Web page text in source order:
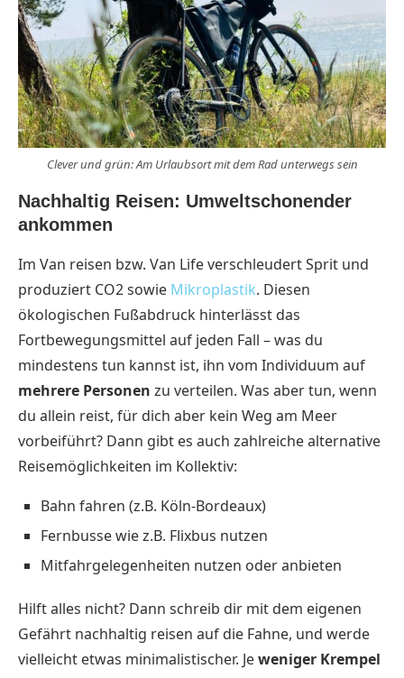
Clever und grün: Am Urlaubsort mit dem Rad unterwegs sein
Nachhaltig Reisen: Umweltschonender
ankommen
Im Van reisen bzw. Van Life verschleudert Sprit und
produziert CO2 sowie Mikroplastik. Diesen
ökologischen Fußabdruck hinterlässt das
Fortbewegungsmittel auf jeden Fall – was du
mindestens tun kannst ist, ihn vom Individuum auf
mehrere Personen zu verteilen. Was aber tun, wenn
du allein reist, für dich aber kein Weg am Meer
vorbeiführt? Dann gibt es auch zahlreiche alternative
Reisemöglichkeiten im Kollektiv:
Bahn fahren (z.B. Köln-Bordeaux)
Fernbusse wie z.B. Flixbus nutzen
Mitfahrgelegenheiten nutzen oder anbieten
Hilft alles nicht? Dann schreib dir mit dem eigenen
Gefährt nachhaltig reisen auf die Fahne, und werde
vielleicht etwas minimalistischer. Jeweniger Krempel